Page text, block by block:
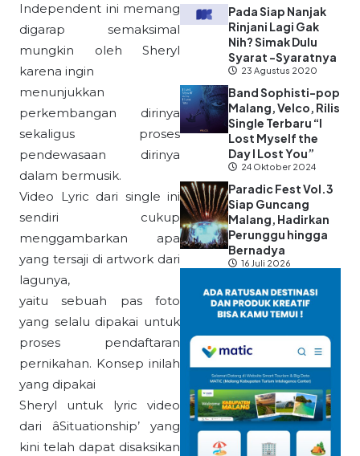
Independent ini memang
digarap semaksimal
mungkin oleh Sheryl
karena ingin
menunjukkan
perkembangan dirinya
sekaligus proses
pendewasaan dirinya
dalam bermusik.
Video Lyric dari single ini
sendiri cukup
menggambarkan apa
yang tersaji di artwork dari
lagunya,
yaitu sebuah pas foto
yang selalu dipakai untuk
proses pendaftaran
pernikahan. Konsep inilah
yang dipakai
Sheryl untuk lyric video
dari âSituationship’ yang
kini telah dapat disaksikan
Pada Siap Nanjak
Rinjani Lagi Gak
Nih? Simak Dulu
Syarat -Syaratnya
23 Agustus 2020
Band Sophisti-pop
Malang, Velco, Rilis
Single Terbaru “I
Lost Myself the
Day I Lost You”
24 Oktober 2024
Paradic Fest Vol.3
Siap Guncang
Malang, Hadirkan
Perunggu hingga
Bernadya
16 Juli 2026